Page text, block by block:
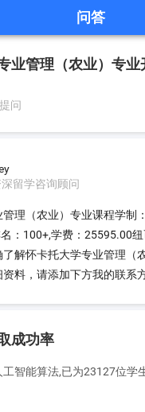
问答
业管理（农业）专
问
留学咨询顾问
理（农业）专业课程学制
：100+,学费：25595.00
解怀卡托大学专业管理（
料，请添加下方我的联系
成功率
智能算法,已为23127位学